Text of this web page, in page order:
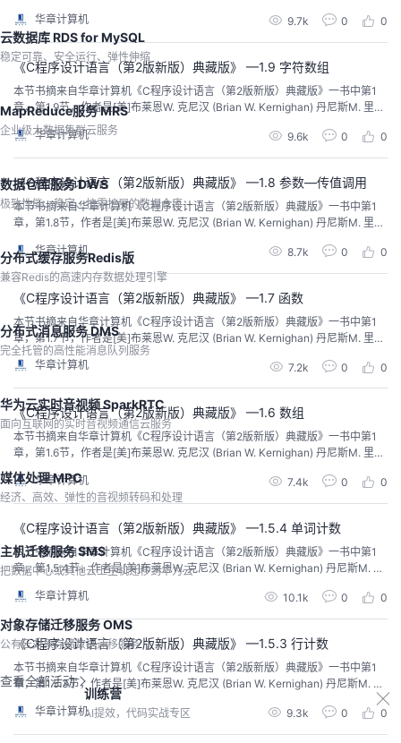
云数据库 RDS for MySQL
稳定可靠、安全运行、弹性伸缩
MapReduce服务 MRS
企业级大数据集群云服务
数据仓库服务 DWS
极致性能、稳定、按需扩展的数据仓库
分布式缓存服务Redis版
兼容Redis的高速内存数据处理引擎
分布式消息服务 DMS
完全托管的高性能消息队列服务
华为云实时音视频 SparkRTC
面向互联网的实时音视频通信云服务
媒体处理 MPC
经济、高效、弹性的音视频转码和处理
主机迁移服务 SMS
把数据中心或其他云上主机迁移到华为云
对象存储迁移服务 OMS
公有云对象存储数据迁移服务
查看全部活动
训练营
AI提效，代码实战专区
华章计算机
9.7k 0 0
《C程序设计语言（第2版新版）典藏版》 —1.9 字符数组
本节书摘来自华章计算机《C程序设计语言（第2版新版）典藏版》一书中第1
章，第1.9节，作者是[美]布莱恩W. 克尼汉 (Brian W. Kernighan) 丹尼斯M. 里奇
(Dennis M. Ritchie)，徐宝文 李志译 尤晋元 审校。
华章计算机
9.6k 0 0
《C程序设计语言（第2版新版）典藏版》 —1.8 参数—传值调用
本节书摘来自华章计算机《C程序设计语言（第2版新版）典藏版》一书中第1
章，第1.8节，作者是[美]布莱恩W. 克尼汉 (Brian W. Kernighan) 丹尼斯M. 里奇
华章计算机
8.7k 0 0
《C程序设计语言（第2版新版）典藏版》 —1.7 函数
本节书摘来自华章计算机《C程序设计语言（第2版新版）典藏版》一书中第1
章，第1.7节，作者是[美]布莱恩W. 克尼汉 (Brian W. Kernighan) 丹尼斯M. 里奇
(Dennis M. Ritchie)，徐宝文 李志译 尤晋元 审校。
华章计算机
7.2k 0 0
《C程序设计语言（第2版新版）典藏版》 —1.6 数组
本节书摘来自华章计算机《C程序设计语言（第2版新版）典藏版》一书中第1
章，第1.6节，作者是[美]布莱恩W. 克尼汉 (Brian W. Kernighan) 丹尼斯M. 里奇
(Dennis M. Ritchie)，徐宝文 李志译 尤晋元 审校。
华章计算机
7.4k 0 0
《C程序设计语言（第2版新版）典藏版》 —1.5.4 单词计数
本节书摘来自华章计算机《C程序设计语言（第2版新版）典藏版》一书中第1
章，第1.5.4节，作者是[美]布莱恩W. 克尼汉 (Brian W. Kernighan) 丹尼斯M. 里
华章计算机
10.1k 0 0
《C程序设计语言（第2版新版）典藏版》 —1.5.3 行计数
本节书摘来自华章计算机《C程序设计语言（第2版新版）典藏版》一书中第1
章，第1.5.3节，作者是[美]布莱恩W. 克尼汉 (Brian W. Kernighan) 丹尼斯M. 里
奇 (Dennis M. Ritchie)，徐宝文 李志译 尤晋元 审校。
华章计算机
9.3k 0 0